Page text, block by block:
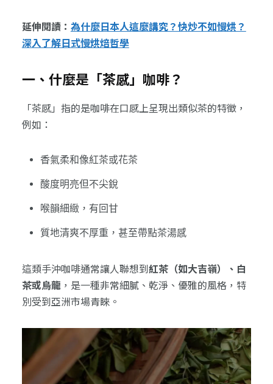
延伸閱讀： 為什麼日本人這麼講究？快炒不如慢烘？
深入了解日式慢烘焙哲學
一、什麼是「茶感」咖啡？
「茶感」指的是咖啡在口感上呈現出類似茶的特徵，
例如：
香氣柔和像紅茶或花茶
酸度明亮但不尖銳
喉韻細緻，有回甘
質地清爽不厚重，甚至帶點茶湯感
這類手沖咖啡通常讓人聯想到紅茶（如大吉嶺）、白
茶或烏龍，是一種非常細膩、乾淨、優雅的風格，特
別受到亞洲市場青睞。